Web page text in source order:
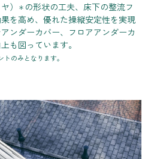
） ＊ の形状の工夫、床下の整流フ
を高め、優れた操縦安定性を実現
ンダーカバー、フロアアンダーカ
も図っています。
のみとなります。